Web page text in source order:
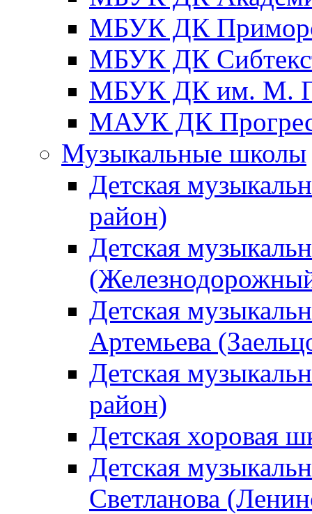
МБУК ДК
МБУК ДК
МБУК ДК им. М.
МАУК ДК
Музыкальные школы
Детская
район)
Детская
Детская
Артемьева
Детская
район)
Детская хоровая
Детская
Светланова